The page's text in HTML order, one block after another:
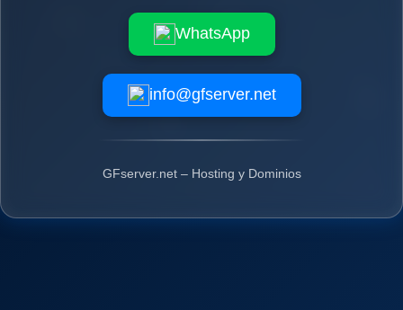
WhatsApp
info@gfserver.net
GFserver.net – Hosting y Dominios